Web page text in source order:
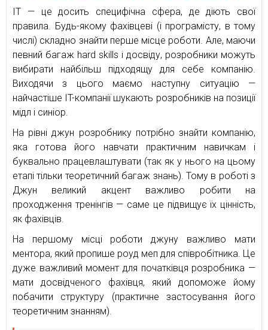
IT — це досить специфічна сфера, де діють свої
правила. Будь-якому фахівцеві (і програмісту, в тому
числі) складно знайти перше місце роботи. Але, маючи
певний багаж hard skills і досвіду, розробники можуть
вибирати найбільш підходящу для себе компанію.
Виходячи з цього маємо наступну ситуацію —
найчастіше IT-компанії шукають розробників на позиції
мідл і синіор.
На рівні джун розробнику потрібно знайти компанію,
яка готова його навчати практичним навичкам і
буквально працевлаштувати (так як у нього на цьому
етапі тільки теоретичний багаж знань). Тому в роботі з
Джун великий акцент важливо робити на
проходження тренінгів — саме це підвищує їх цінність,
як фахівців.
На першому місці роботи джуну важливо мати
ментора, який пропише роуд меп для співробітника. Це
дуже важливий момент для початківця розробника —
мати досвідченого фахівця, який допоможе йому
побачити структуру (практичне застосування його
теоретичним знанням).